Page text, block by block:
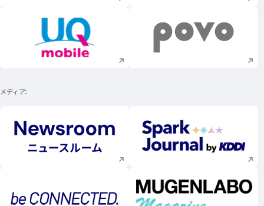
新規ウィンドウで開く 新規ウィンドウで
メディア
新規ウィンドウで開く 新規ウィンドウで
新規ウィンドウで開く 新規ウィンドウで